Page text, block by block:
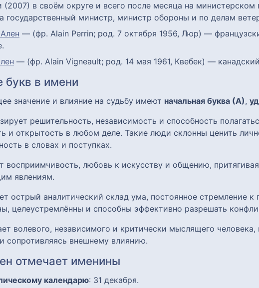
(2007) в своём округе и всего после месяца на министерском
государственный министр, министр обороны и по делам
— (фр. Alain Perrin; род. 7 октября 1956, Люр) —
— (фр. Alain Vigneault; род. 14 мая 1961, Квебек) —
букв в имени
значение и влияние на судьбу имеют начальная буква (А),
решительность, независимость и способность
и открытость в любом деле. Такие люди склонны ценить
в словах и поступках.
восприимчивость, любовь к искусству и общению,
явлениям.
острый аналитический склад ума, постоянное стремление
целеустремлённы и способны эффективно разрешать
волевого, независимого и критически мыслящего
сопротивляясь внешнему влиянию.
отмечает именины
календарю: 31 декабря.